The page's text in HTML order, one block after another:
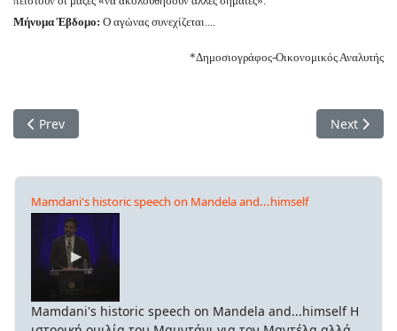
Μήνυμα Έβδομο: Ο αγώνας συνεχίζεται....
*Δημοσιογράφος-Οικονομικός Αναλυτής
Previous article: Για ένα ευρωπαϊκό αντιφασιστικό κίνημα
Prev Next
Next
Mamdani's historic speech on Mandela and...himself
Mamdani's historic speech on Mandela and...himself Η